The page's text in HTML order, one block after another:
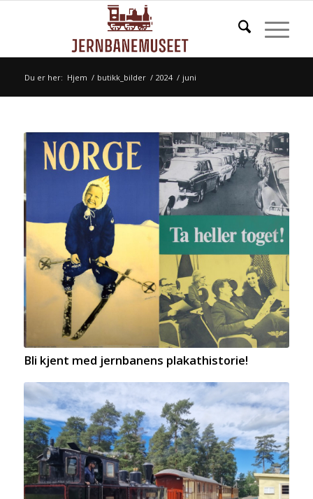
Du er her: Hjem / butikk_bilder / 2024 / juni
Bli kjent med jernbanens plakathistorie!